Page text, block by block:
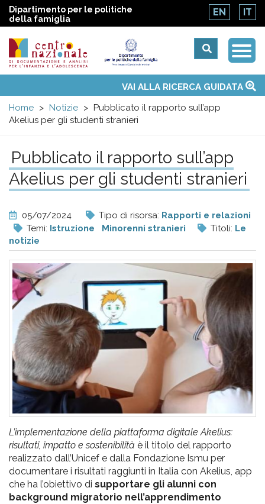
Dipartimento per le politiche
della famiglia
EN IT
Centro
nazionale
di
Documentazione
e
analisi
pr
l'infanzia
e
l'adolescenza
menu
Temi
Attività
Convenzione ONUVAI ALLA RICERCA GUIDATA
Home
Notizie
Pubblicato il rapporto sull’app
Akelius per gli studenti stranieri
Pubblicato il rapporto sull’app
Akelius per gli studenti stranieri
05/07/2024 Tipo di risorsa: Rapporti e relazioni
Temi: Istruzione Minorenni stranieri Titoli: Le
notizie
L’implementazione della piattaforma digitale Akelius:
risultati, impatto e sostenibilità è il titolo del rapporto
realizzato dall’Unicef e dalla Fondazione Ismu per
documentare i risultati raggiunti in Italia con Akelius, app
che ha l’obiettivo di supportare gli alunni con
background migratorio nell’apprendimento